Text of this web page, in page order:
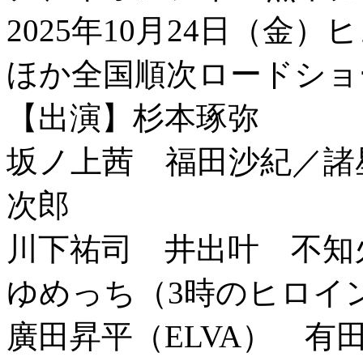
2025年10月24日（金）
ほか全国順次ロードシ
【出演】杉本琢弥
坂ノ上茜 福田沙紀／諸
次郎
川下祐司 井出叶 不
ゆめっち（3時のヒロ
廣田昇平（ELVA） 有